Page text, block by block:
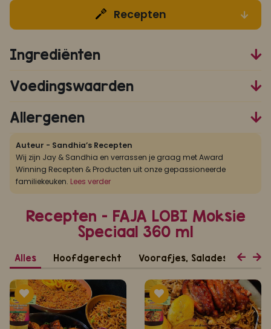
Recepten
Ingrediënten
Voedingswaarden
Allergenen
Auteur - Sandhia’s Recepten
Wij zijn Jay & Sandhia en verrassen je graag met Award
Winning Recepten & Producten uit onze gepassioneerde
familiekeuken. Lees verder
Recepten - FAJA LOBI Moksie
Speciaal 360 ml
Alles Hoofdgerecht Voorafjes, Salades, Hapjes